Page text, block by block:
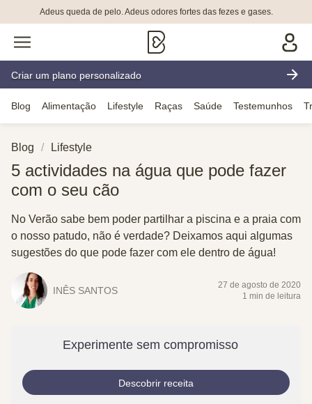
Adeus queda de pelo. Adeus odores fortes das fezes e gases.
Criar um plano personalizado
Blog Alimentação Lifestyle Raças Saúde Testemunhos
Blog Lifestyle
5 actividades na água que pode fazer
com o seu cão
No Verão sabe bem poder partilhar a piscina e a praia com
o nosso patudo, não é verdade? Deixamos aqui algumas
sugestões do que pode fazer com ele dentro de água!
INÊS SANTOS
27 de agosto de 2020
1 min de leitura
Experimente sem compromisso
Descobrir receita